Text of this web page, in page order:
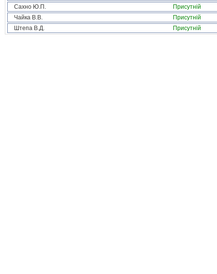
Сахно Ю.П.
Присутній
Чайка В.В.
Присутній
Штепа В.Д.
Присутній